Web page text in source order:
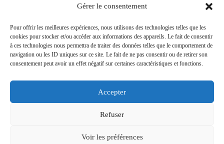
Gérer le consentement
Pour offrir les meilleures expériences, nous utilisons des technologies telles que les
cookies pour stocker et/ou accéder aux informations des appareils. Le fait de consentir
à ces technologies nous permettra de traiter des données telles que le comportement de
navigation ou les ID uniques sur ce site. Le fait de ne pas consentir ou de retirer son
consentement peut avoir un effet négatif sur certaines caractéristiques et fonctions.
Accepter
Refuser
Voir les préférences